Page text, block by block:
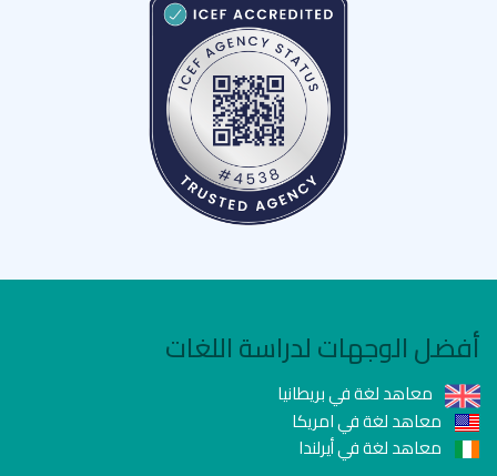
أفضل الوجهات لدراسة اللغات
معاهد لغة في بريطانيا
معاهد لغة في امريكا
معاهد لغة في أيرلندا